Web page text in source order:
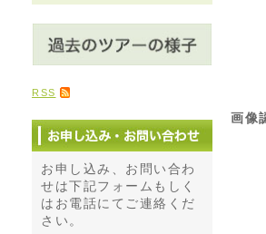
RSS
お申し込み、お問い合わ
せは下記フォームもしく
はお電話にてご連絡くだ
さい。
画像